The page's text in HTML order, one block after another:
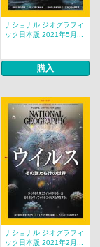
ナショナル ジオグラフィ
ック日本版 2021年5月...
購入
ナショナル ジオグラフィ
ック日本版 2021年2月...